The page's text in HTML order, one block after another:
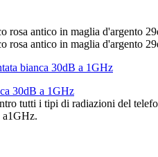
30dB a 1GHz
tutti i tipi di radiazioni del
a1GHz.